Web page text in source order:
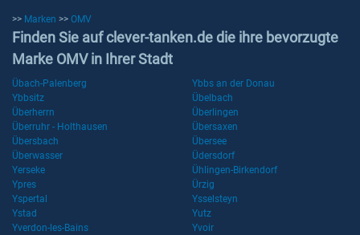
>> Marken >> OMV
Finden Sie auf clever-tanken.de die ihre bevorzugte
Marke OMV in Ihrer Stadt
Übach-Palenberg
Ybbs an der Donau
Ybbsitz
Übelbach
Überherrn
Überlingen
Überruhr - Holthausen
Übersaxen
Übersbach
Übersee
Überwasser
Üdersdorf
Yerseke
Ühlingen-Birkendorf
Ypres
Ürzig
Yspertal
Ysselsteyn
Ystad
Yutz
Yverdon-les-Bains
Yvoir